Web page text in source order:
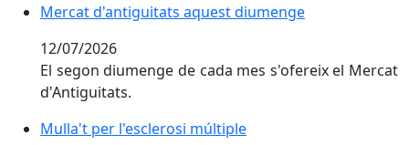
Mercat d'antiguitats aquest diumenge
Mercat d'antiguitats aquest diumenge
12/07/2026
El segon diumenge de cada mes s'ofereix el Mercat
d'Antiguitats.
Mulla't per l'esclerosi múltiple
Mulla't per l'esclerosi múltiple